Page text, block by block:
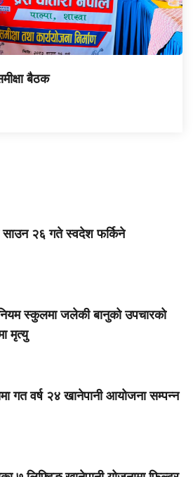
बैठक
साउन २६ गते स्वदेश फर्किने
स्कुलमा जलेकी बानुको उपचारको
मृत्यु
गत वर्ष २४ खानेपानी आयोजना सम्पन्न